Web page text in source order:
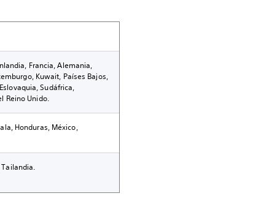
Francia, Alemania,
Kuwait, Países Bajos,
Sudáfrica,
Reino Unido.
Honduras, México,